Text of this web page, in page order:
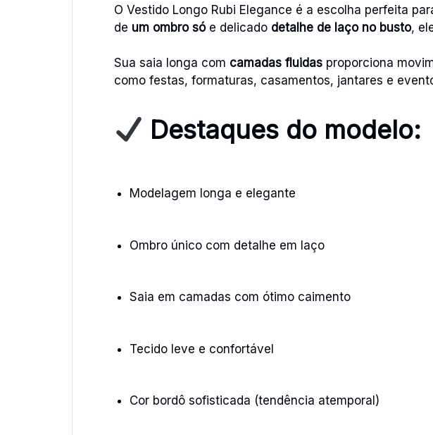
O Vestido Longo Rubi Elegance é a escolha perfeita
de um ombro sóe delicado detalhe de laço no busto,
Sua saia longa com camadas fluidas proporciona
como festas, formaturas, casamentos, jantares e
Destaques do modelo:
Modelagem longa e elegante
Ombro único com detalhe em laço
Saia em camadas com ótimo caimento
Tecido leve e confortável
Cor bordô sofisticada (tendência atemporal)